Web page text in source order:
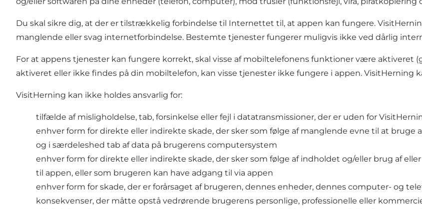
Du skal sikre dig, at der er tilstrækkelig forbindelse til Internettet til, at appen kan fungere.
manglende eller svag internetforbindelse. Bestemte tjenester fungerer muligvis ikke ved dårlig
For at appens tjenester kan fungere korrekt, skal visse af mobiltelefonens funktioner være aktiveret
aktiveret eller ikke findes på din mobiltelefon, kan visse tjenester ikke fungere i appen. VisitHerning
VisitHerning kan ikke holdes ansvarlig for:
tilfælde af misligholdelse, tab, forsinkelse eller fejl i datatransmissioner, der er uden for
enhver form for direkte eller indirekte skade, der sker som følge af manglende evne til at
og i særdeleshed tab af data på brugerens computersystem
enhver form for direkte eller indirekte skade, der sker som følge af indholdet og/eller brug af
til appen, eller som brugeren kan have adgang til via appen
enhver form for skade, der er forårsaget af brugeren, dennes enheder, dennes computer- og
konsekvenser, der måtte opstå vedrørende brugerens personlige, professionelle eller